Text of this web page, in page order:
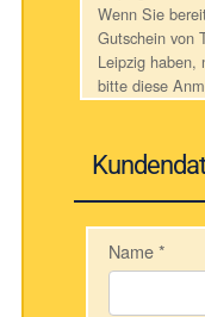
Wenn Sie
Gutschein von
Leipzig haben,
bitte diese
Name*